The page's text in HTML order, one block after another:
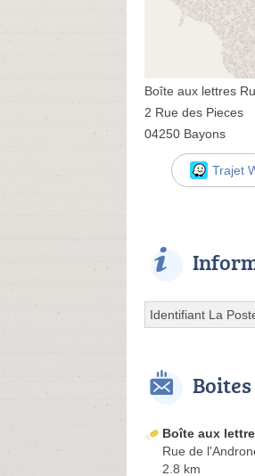
Boîte aux lettres
2 Rue des Pieces
04250 Bayons
Trajet
Identifiant La
Boîte aux
Rue de
2.8 km